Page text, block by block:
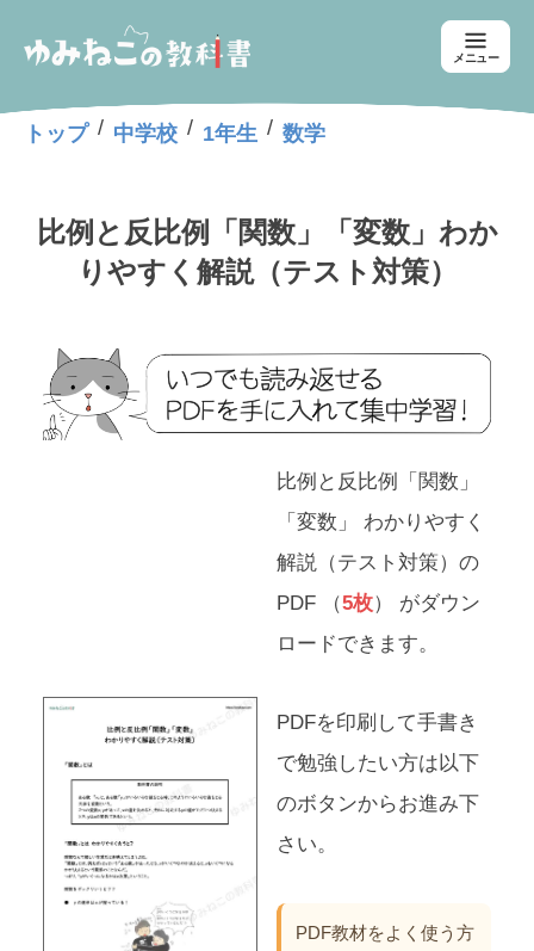
メニュー
トップ / 中学校 / 1年生 / 数学
比例と反比例「関数」「変数」わか
りやすく解説（テスト対策）
比例と反比例「関数」
「変数」 わかりやすく
解説（テスト対策）の
PDF （5枚） がダウン
ロードできます。
PDFを印刷して手書き
で勉強したい方は以下
のボタンからお進み下
さい。
PDF教材をよく使う方